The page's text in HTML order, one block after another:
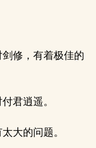
修，有着极佳的
君逍遥。
大的问题。